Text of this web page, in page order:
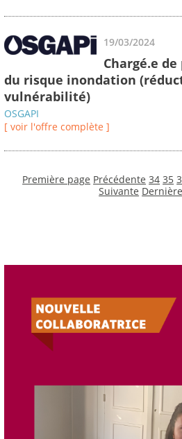
19/03/2024
Chargé.e
du risque inondation
vulnérabilité)
OSGAPI
[ voir l'offre complète ]
Première page Précédente 34 35
Suivante